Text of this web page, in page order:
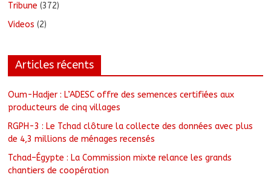
Tribune (372)
Videos (2)
Articles récents
Oum-Hadjer : L’ADESC offre des semences certifiées aux
producteurs de cinq villages
RGPH-3 : Le Tchad clôture la collecte des données avec plus
de 4,3 millions de ménages recensés
Tchad–Égypte : La Commission mixte relance les grands
chantiers de coopération